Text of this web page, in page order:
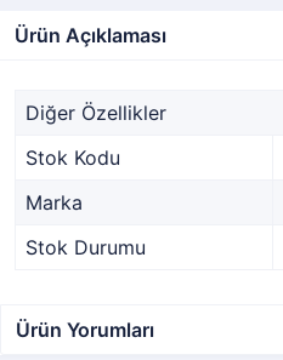
Ürün Açıklaması
Diğer Özellikler
Stok Kodu
Marka
Stok Durumu
Ürün Yorumları